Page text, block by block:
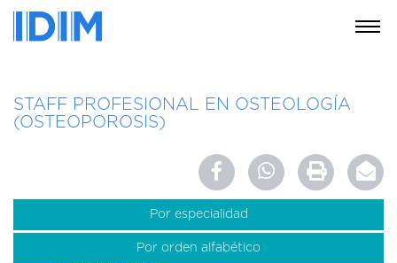
SERVICIOS
COBERTURAS
STAFF PROFESIONAL EN OSTEOLOGÍA
(OSTEOPOROSIS)
Por especialidad
Por orden alfabético